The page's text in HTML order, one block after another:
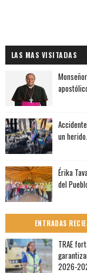
LAS MAS VISITADAS
un herido.
Érika
del
ENTRADAS
TRAE
2026-